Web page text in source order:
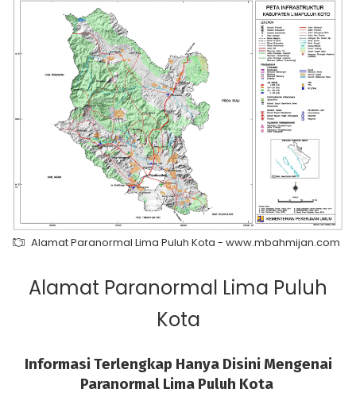
Alamat Paranormal Lima Puluh Kota - www.mbahmijan.com
Alamat Paranormal Lima Puluh
Kota
Informasi Terlengkap Hanya Disini Mengenai
Paranormal Lima Puluh Kota